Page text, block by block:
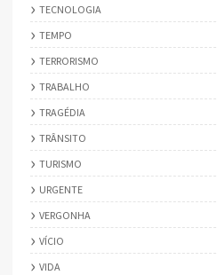
TECNOLOGIA
TEMPO
TERRORISMO
TRABALHO
TRAGÉDIA
TRÂNSITO
TURISMO
URGENTE
VERGONHA
VÍCIO
VIDA